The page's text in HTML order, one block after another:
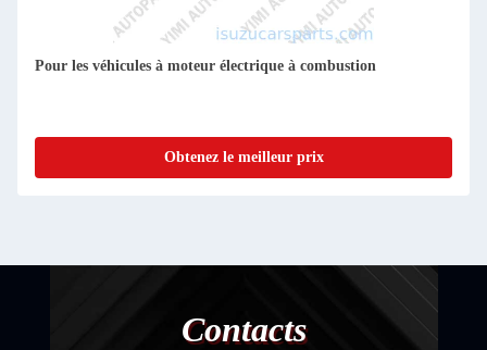
Pour les véhicules à moteur électrique à combustion
Obtenez le meilleur prix
Contacts